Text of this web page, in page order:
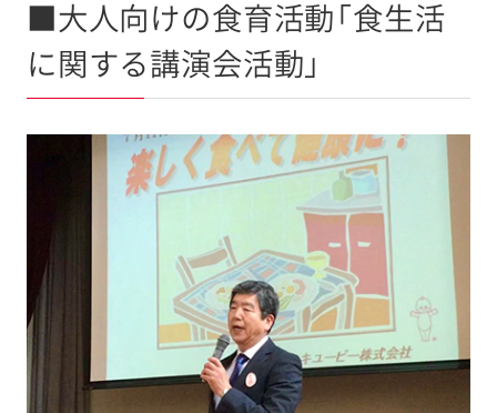
■大人向けの食育活動「食生活
に関する講演会活動」